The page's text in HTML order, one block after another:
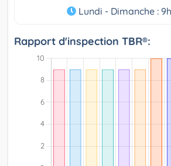
Lundi - Dimanche :
Rapport d'inspection TBR®: